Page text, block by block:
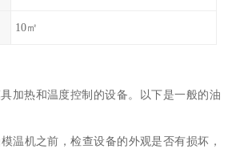
10㎡
加热和温度控制的设备。以下是一般的油
温机之前，检查设备的外观是否有损坏，